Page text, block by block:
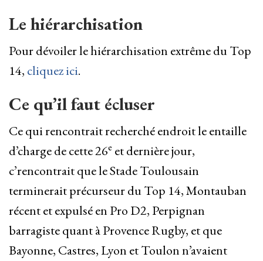
Le hiérarchisation
Pour dévoiler le hiérarchisation extrême du Top
14, cliquez ici.
Ce qu’il faut écluser
Ce qui rencontrait recherché endroit le entaille
d’charge de cette 26e et dernière jour,
c’rencontrait que le Stade Toulousain
terminerait précurseur du Top 14, Montauban
récent et expulsé en Pro D2, Perpignan
barragiste quant à Provence Rugby, et que
Bayonne, Castres, Lyon et Toulon n’avaient